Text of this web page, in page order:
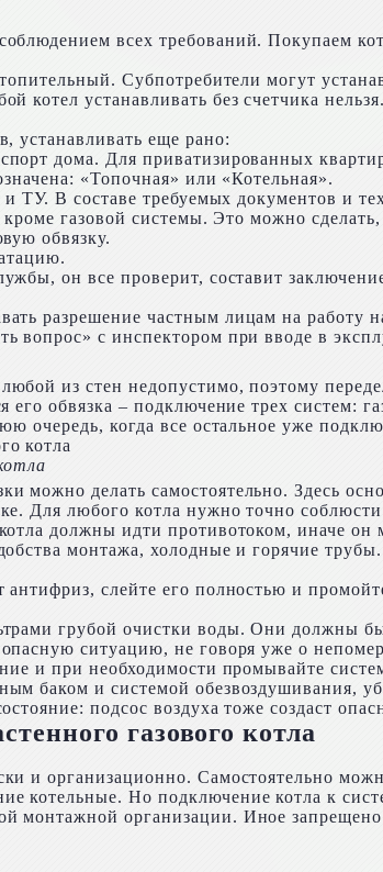
всех требований. Покупаем
Субпотребители могут
котел устанавливать без счетчика
устанавливать еще рано:
дома. Для приватизированных
«Топочная» или «Котельная».
ТУ. В составе требуемых документов и
газовой системы. Это можно
обвязку.
он все проверит, составит
разрешение частным лицам на работу
вопрос» с инспектором при вводе в
из стен недопустимо, поэтому
его обвязка – подключение трех систем:
очередь, когда все остальное уже
можно делать самостоятельно. Здесь
Для любого котла нужно точно
должны идти противотоком, иначе
монтажа, холодные и горячие
слейте его полностью и
грубой очистки воды. Они должны
ситуацию, не говоря уже о
и при необходимости промывайте
баком и системой обезвоздушивания,
подсос воздуха тоже создаст
газового котла
и организационно. Самостоятельно
котельные. Но подключение котла к
монтажной организации. Иное